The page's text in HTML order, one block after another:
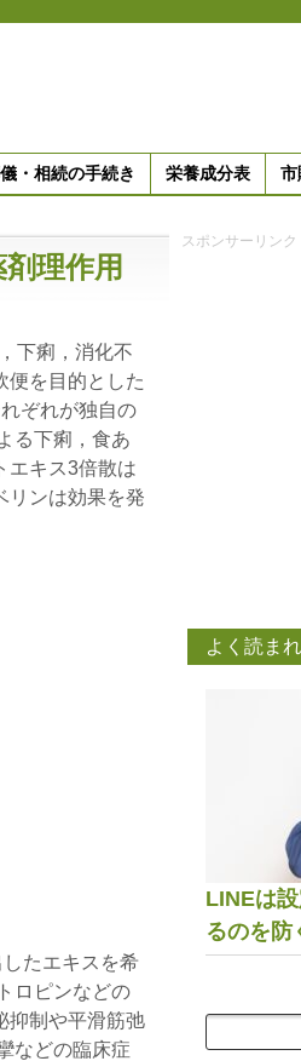
・相続の手続き 栄養成分表 市
理作用
下痢，消化不
便を目的とした
ぞれが独自の
る下痢，食あ
エキス3倍散は
リンは効果を発
たエキスを希
ロピンなどの
抑制や平滑筋弛
などの臨床症
スポンサーリンク
よく読ま
LINEは
るのを防